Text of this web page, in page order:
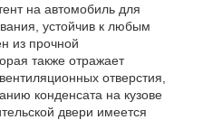
на автомобиль для
устойчив к любым
из прочной
также отражает
отверстия,
конденсата на кузове
двери имеется